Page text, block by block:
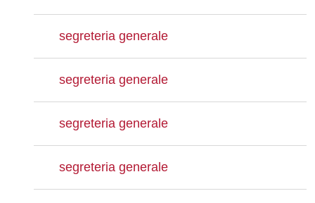
segreteria generale
segreteria generale
segreteria generale
segreteria generale